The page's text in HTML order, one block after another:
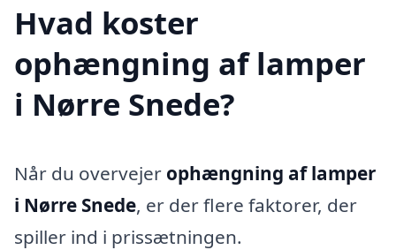
Hvad koster
ophængning af lamper
i Nørre Snede?
Når du overvejer ophængning af lamper
i Nørre Snede, er der flere faktorer, der
spiller ind i prissætningen.